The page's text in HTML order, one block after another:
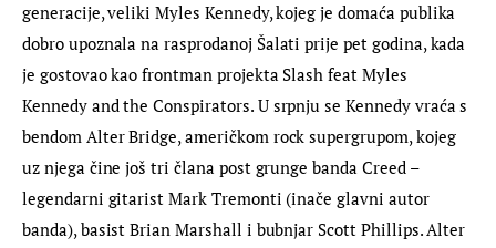
generacije, veliki Myles Kennedy, kojeg je domaća publika
dobro upoznala na rasprodanoj Šalati prije pet godina, kada
je gostovao kao frontman projekta Slash feat Myles
Kennedy and the Conspirators. U srpnju se Kennedy vraća s
bendom Alter Bridge, američkom rock supergrupom, kojeg
uz njega čine još tri člana post grunge banda Creed –
legendarni gitarist Mark Tremonti (inače glavni autor
banda), basist Brian Marshall i bubnjar Scott Phillips. Alter